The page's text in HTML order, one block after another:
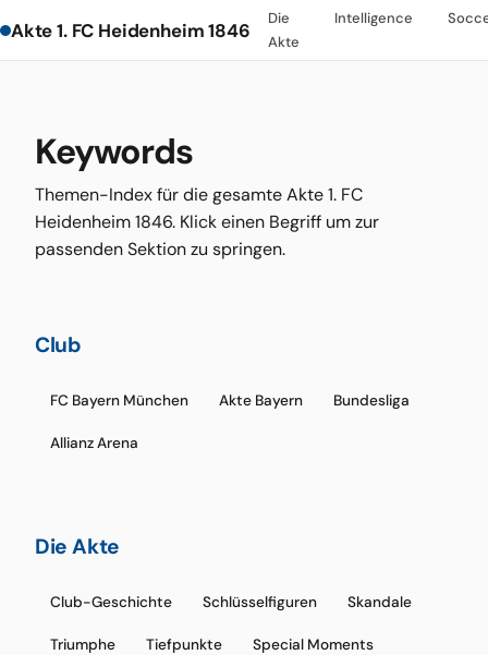
Akte 1. FC Heidenheim 1846
Die
Akte
Intelligence
Keywords
Themen-Index für die gesamte Akte 1. FC
Heidenheim 1846. Klick einen Begriff um zur
passenden Sektion zu springen.
Club
FC Bayern München Akte Bayern Bundesliga
Allianz Arena
Die Akte
Club-Geschichte Schlüsselfiguren Skandale
Triumphe Tiefpunkte Special Moments